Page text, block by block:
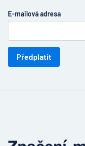
E-mailová adresa
Předplatit